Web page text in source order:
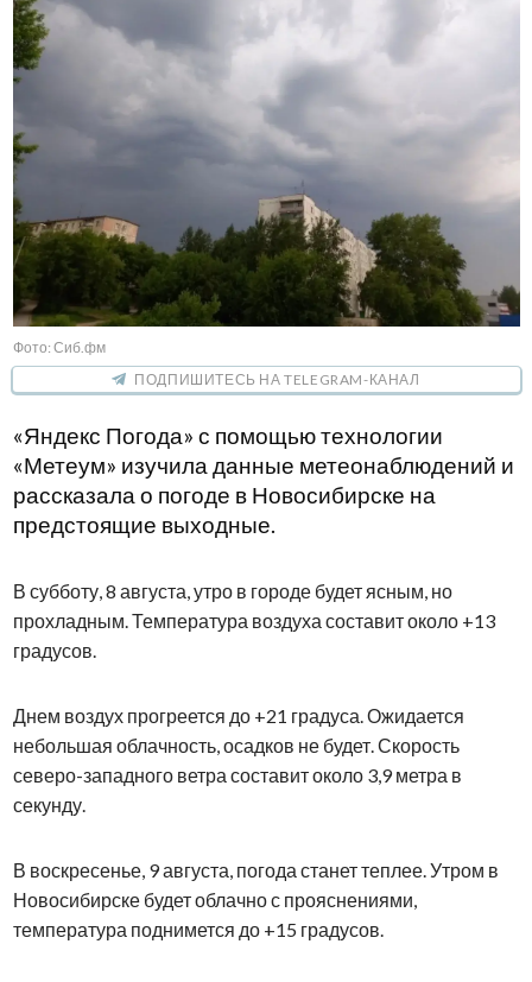
Фото: Сиб.фм
ПОДПИШИТЕСЬ НА TELEGRAM-КАНАЛ
«Яндекс Погода» с помощью технологии
«Метеум» изучила данные метеонаблюдений и
рассказала о погоде в Новосибирске на
предстоящие выходные.
В субботу, 8 августа, утро в городе будет ясным, но
прохладным. Температура воздуха составит около +13
градусов.
Днем воздух прогреется до +21 градуса. Ожидается
небольшая облачность, осадков не будет. Скорость
северо-западного ветра составит около 3,9 метра в
секунду.
В воскресенье, 9 августа, погода станет теплее. Утром в
Новосибирске будет облачно с прояснениями,
температура поднимется до +15 градусов.